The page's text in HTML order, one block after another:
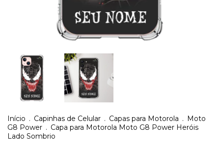
Início . Capinhas de Celular . Capas para Motorola . Moto
G8 Power . Capa para Motorola Moto G8 Power Heróis
Lado Sombrio